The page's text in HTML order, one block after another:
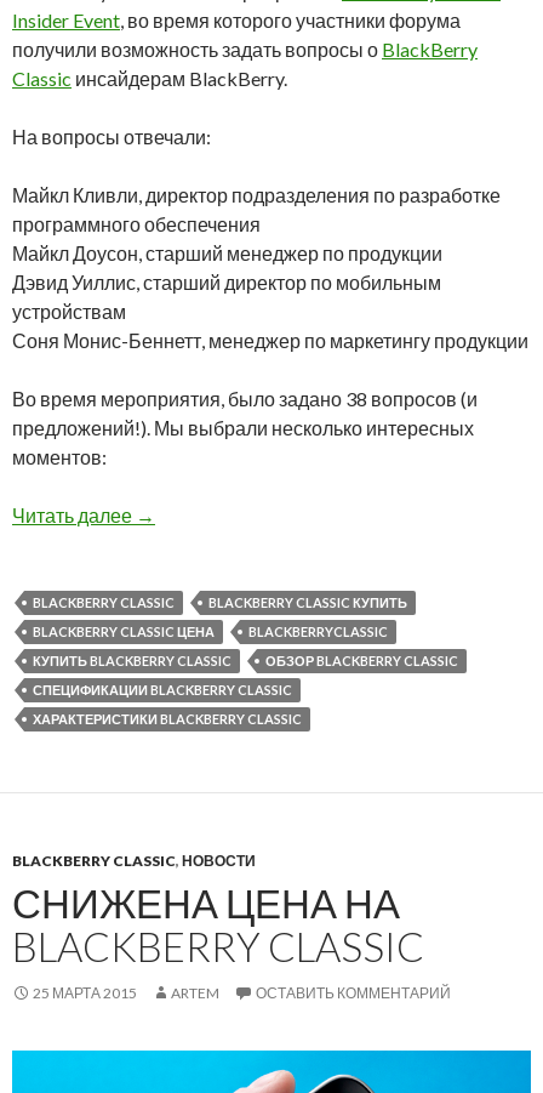
Insider Event , во время которого участники форума
получили возможность задать вопросы о BlackBerry
Classic инсайдерам BlackBerry.
На вопросы отвечали:
Майкл Кливли, директор подразделения по разработке
программного обеспечения
Майкл Доусон, старший менеджер по продукции
Дэвид Уиллис, старший директор по мобильным
устройствам
Соня Монис-Беннетт, менеджер по маркетингу продукции
Во время мероприятия, было задано 38 вопросов (и
предложений!). Мы выбрали несколько интересных
моментов:
Читать далее Эксперты отвечают на вопросы о BlackBerry
→
BLACKBERRY CLASSIC
BLACKBERRY CLASSIC КУПИТЬ
BLACKBERRY CLASSIC ЦЕНА
BLACKBERRYCLASSIC
КУПИТЬ BLACKBERRY CLASSIC
ОБЗОР BLACKBERRY CLASSIC
СПЕЦИФИКАЦИИ BLACKBERRY CLASSIC
ХАРАКТЕРИСТИКИ BLACKBERRY CLASSIC
BLACKBERRY CLASSIC, НОВОСТИ
СНИЖЕНА ЦЕНА НА
BLACKBERRY CLASSIC
25 МАРТА 2015 ARTEM ОСТАВИТЬ КОММЕНТАРИЙ